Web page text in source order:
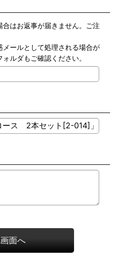
合はお返事が届きません。ご注
メールとして処理される場合が
ルダもご確認ください。
面へ